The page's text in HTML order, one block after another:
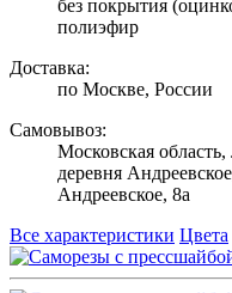
без покрытия
полиэфир
Доставка:
по Москве, России
Самовывоз:
Московская
деревня
Андреевское, 8а
Все характеристики Цвета